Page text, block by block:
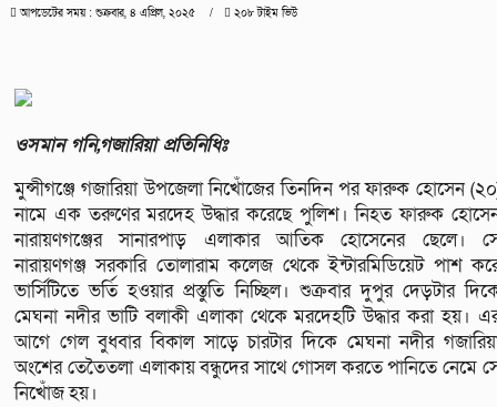
আপডেটের সময় : শুক্রবার, ৪ এপ্রিল, ২০২৫ ২০৮ টাইম ভিউ
ওসমান গনি,গজারিয়া প্রতিনিধিঃ
মুন্সীগঞ্জে গজারিয়া উপজেলা ‌নি‌খোঁজের তিন‌দিন পর ফারুক হোসেন
না‌মে এক তরুণের মর‌দেহ উদ্ধার ক‌রে‌ছে পু‌লিশ। নিহত ফারুক
নারায়ণগঞ্জের সানারপাড় এলাকার আতিক হোসেনের ছেলে।
নারায়ণগঞ্জ সরকারি তোলারাম কলেজ থেকে ইন্টারমিডিয়েট পাশ
ভার্সিটিতে ভর্তি হওয়ার প্রস্তুতি নিচ্ছিল। শুক্রবার দুপুর দেড়টার
মেঘনা নদীর ভাটি বলাকী এলাকা থেকে মর‌দেহ‌টি উদ্ধার করা হয়।
আগে গেল বুধবার বিকাল সাড়ে চারটার দিকে মেঘনা নদীর
অংশের তেতৈতলা এলাকায় বন্ধুদের সাথে গোসল করতে পানিতে নেমে
নিখোঁজ হয়।